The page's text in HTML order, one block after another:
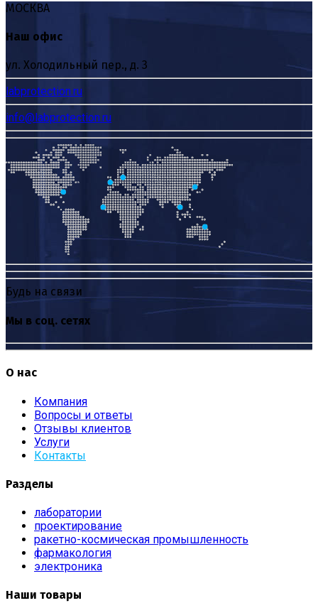
МОСКВА
Наш офис
ул. Холодильный пер., д. 3
labprotection.ru
info@labprotection.ru
Будь на связи
Мы в соц. сетях
О нас
Компания
Вопросы и ответы
Отзывы клиентов
Услуги
Контакты
Разделы
лаборатории
проектирование
ракетно-космическая промышленность
фармакология
электроника
Наши товары